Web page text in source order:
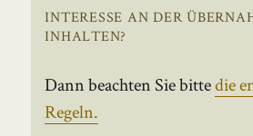
INTERESSE AN DER
INHALTEN?
Dann beachten Sie bittedie
Regeln.